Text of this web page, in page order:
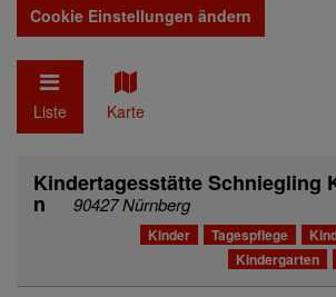
Cookie Einstellungen ändern
Liste Karte
Kindertagesstätte Schniegling
n 90427 Nürnberg
Kinder Tagespflege
Kindergarten